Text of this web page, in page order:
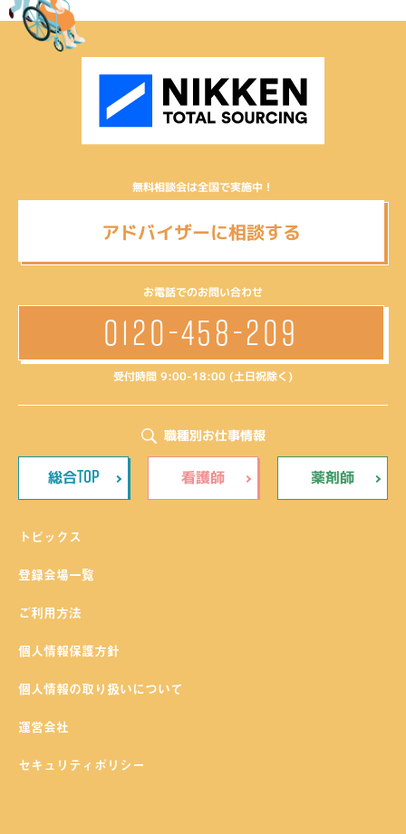
無料相談会は全国で実施中！
アドバイザーに相談する
お電話でのお問い合わせ
0120-458-209
受付時間 9:00-18:00 (土日祝除く)
職種別お仕事情報
総合TOP 看護師 薬剤師
トピックス
登録会場一覧
ご利用方法
個人情報保護方針
個人情報の取り扱いについて
運営会社
セキュリティポリシー